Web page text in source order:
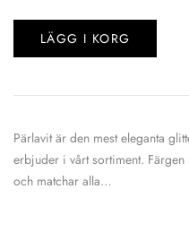
LÄGG I KORG
Pärlavit är den mest eleganta
erbjuder i vårt sortiment.
och matchar alla…